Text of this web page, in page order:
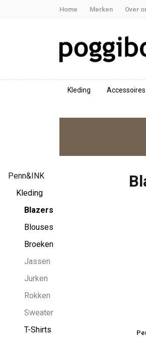
Home Merken Over
Kleding Accessoires
Poggibonsi
Penn&INK
Kleding
Blazers
Blouses
Broeken
Jassen
Jurken
Rokken
Sweater
T-Shirts